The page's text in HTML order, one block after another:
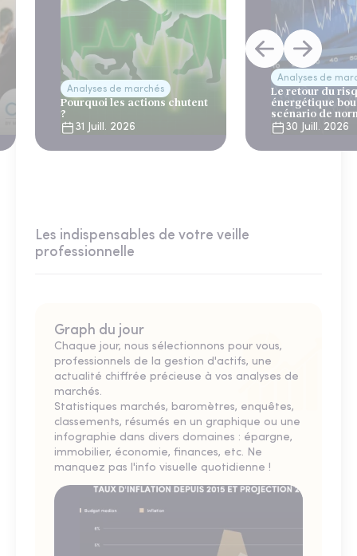
Analyses de marchés
Pourquoi les actions chutent
?
31 Juill. 2026
Analyses de
Le retour du
énergétique
scénario de
30 Juill. 2026
Les indispensables de votre veille
professionnelle
Graph du jour
Chaque jour, nous sélectionnons pour vous,
professionnels de la gestion d'actifs, une
actualité chiffrée précieuse à vos analyses de
marchés.
Statistiques marchés, baromètres, enquêtes,
classements, résumés en un graphique ou une
infographie dans divers domaines : épargne,
immobilier, économie, finances, etc. Ne
manquez pas l'info visuelle quotidienne !